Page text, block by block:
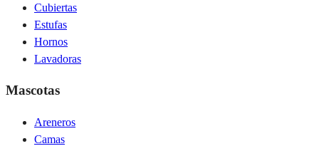
Cubiertas
Estufas
Hornos
Lavadoras
Mascotas
Areneros
Camas